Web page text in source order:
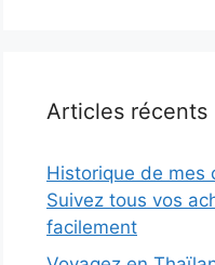
Articles récents
Historique de mes
Suivez tous vos
facilement